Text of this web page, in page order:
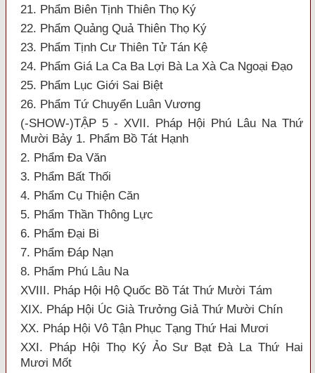
21. Phẩm Biên Tịnh Thiên Thọ Ký
22. Phẩm Quảng Quả Thiên Thọ Ký
23. Phẩm Tịnh Cư Thiên Tử Tán Kệ
24. Phẩm Giá La Ca Ba Lợi Bà La Xà Ca Ngoại Đạo
25. Phẩm Lục Giới Sai Biệt
26. Phẩm Tứ Chuyển Luân Vương
(-SHOW-)TẬP 5 - XVII. Pháp Hội Phú Lâu Na Thứ
Mười Bảy 1. Phẩm Bồ Tát Hạnh
2. Phẩm Đa Văn
3. Phẩm Bất Thối
4. Phẩm Cụ Thiện Căn
5. Phẩm Thần Thông Lực
6. Phẩm Đại Bi
7. Phẩm Đáp Nạn
8. Phẩm Phú Lâu Na
XVIII. Pháp Hội Hộ Quốc Bồ Tát Thứ Mười Tám
XIX. Pháp Hội Úc Già Trưởng Giả Thứ Mười Chín
XX. Pháp Hội Vô Tận Phục Tạng Thứ Hai Mươi
XXI. Pháp Hội Thọ Ký Ảo Sư Bạt Đà La Thứ Hai
Mươi Mốt